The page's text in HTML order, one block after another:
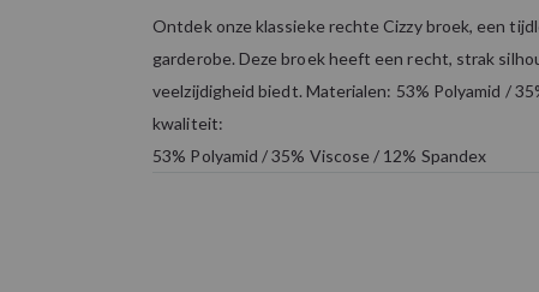
Ontdek onze klassieke rechte Cizzy broek, een
garderobe. Deze broek heeft een recht, strak
veelzijdigheid biedt. Materialen: 53% Polyamid /
kwaliteit:
53% Polyamid / 35% Viscose / 12% Spandex